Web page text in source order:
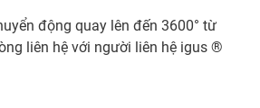
động quay lên đến 3600° từ
liên hệ với người liên hệ igus ®